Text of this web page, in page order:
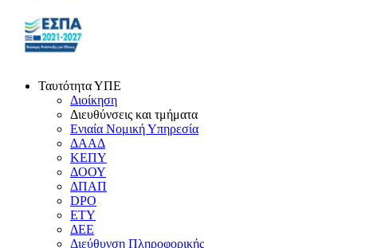
Ταυτότητα ΥΠΕ
Διοίκηση
Διευθύνσεις και τμήματα
Ενιαία Νομική Υπηρεσία
ΔΑΑΔ
ΚΕΠΥ
ΔΟΟΥ
ΔΠΑΠ
DPO
ΕΤΥ
ΔΕΕ
Διεύθυνση Πληροφορικής